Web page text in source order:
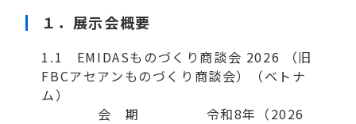
１． 展示会概要
1.1 EMIDASものづくり商談会 2026 （旧
FBCアセアンものづくり商談会）（ベトナ
ム）
会 期 令和8年（2026